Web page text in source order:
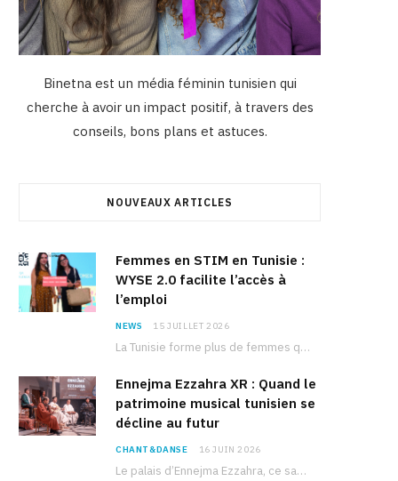
Binetna est un média féminin tunisien qui
cherche à avoir un impact positif, à travers des
conseils, bons plans et astuces.
NOUVEAUX ARTICLES
Femmes en STIM en Tunisie :
WYSE 2.0 facilite l’accès à
l’emploi
NEWS 15 JUILLET 2026
La Tunisie forme plus de femmes que d’hommes dans les filières scientifiques. Pourtant, pour beaucoup…
Ennejma Ezzahra XR : Quand le
patrimoine musical tunisien se
décline au futur
CHANT&DANSE 16 JUIN 2026
Le palais d’Ennejma Ezzahra, ce sanctuaire de la musique tunisienne et méditerranéenne construit par le…